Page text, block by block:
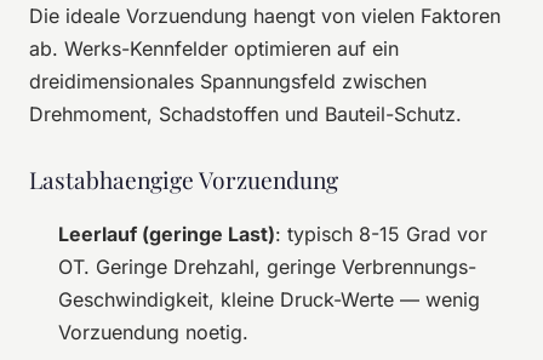
Die ideale Vorzuendung haengt von vielen Faktoren
ab. Werks-Kennfelder optimieren auf ein
dreidimensionales Spannungsfeld zwischen
Drehmoment, Schadstoffen und Bauteil-Schutz.
Lastabhaengige Vorzuendung
Leerlauf (geringe Last): typisch 8-15 Grad vor
OT. Geringe Drehzahl, geringe Verbrennungs-
Geschwindigkeit, kleine Druck-Werte — wenig
Vorzuendung noetig.